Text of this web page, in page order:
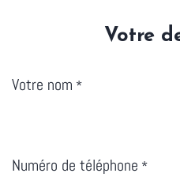
Votre
Votre nom *
Numéro de téléphone *